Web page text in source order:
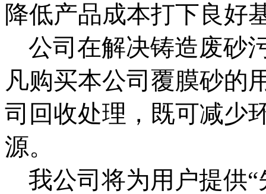
降低产品成本打下良好
公司在解决铸造废砂
凡购买本公司覆膜砂的
司回收处理，既可减少
源。
我公司将为用户提供“